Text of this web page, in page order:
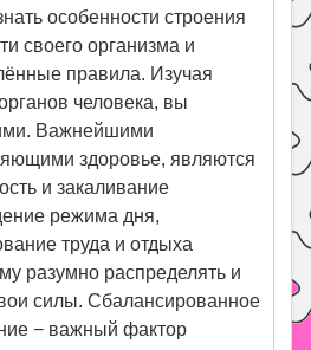
особенности строения
своего организма и
правила. Изучая
человека, вы
Важнейшими
здоровье, являются
и закаливание
режима дня,
труда и отдыха
разумно распределять и
силы. Сбалансированное
− важный фактор